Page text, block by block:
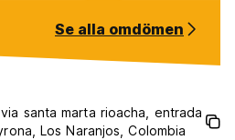
private rooms
enclosed so
However the
equipped with
Se alla omdömen
santa marta rioacha, entrada
Los Naranjos, Colombia